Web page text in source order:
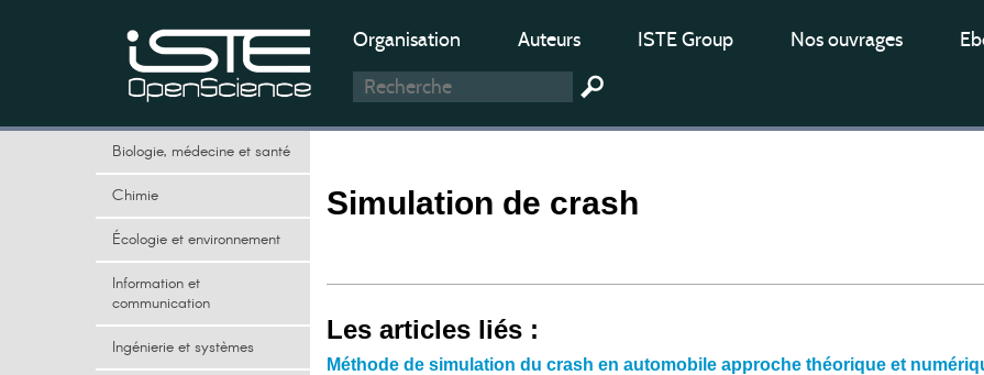
Organisation Auteurs ISTE Group Nos ouvrages
Biologie, médecine et santé
Chimie
Écologie et environnement
Information et
communication
Ingénierie et systèmes
Simulation de crash
Les articles liés :
Méthode de simulation du crash en automobile approche théorique et